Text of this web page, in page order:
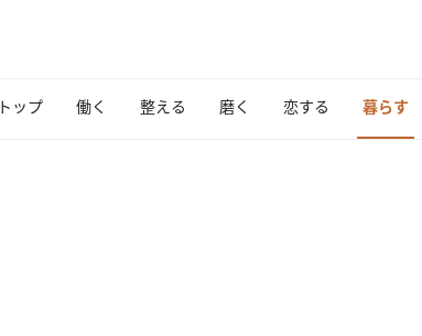
トップ 働く 整える 磨く 恋する 暮らす